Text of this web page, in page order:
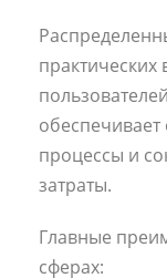
процессы и
затраты.
Главные
сферах: